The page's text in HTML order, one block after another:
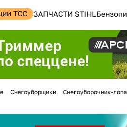
TCC ЗАПЧАСТИ STIHL
Снегоуборщики Снегоуборочник-